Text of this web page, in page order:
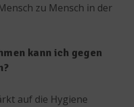
zu Mensch in der
kann ich gegen
auf die Hygiene